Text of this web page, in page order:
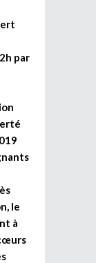
par
le
à